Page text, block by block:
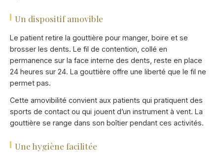
Un dispositif amovible
Le patient retire la gouttière pour manger, boire et se
brosser les dents. Le fil de contention, collé en
permanence sur la face interne des dents, reste en place
24 heures sur 24. La gouttière offre une liberté que le fil ne
permet pas.
Cette amovibilité convient aux patients qui pratiquent des
sports de contact ou qui jouent d’un instrument à vent. La
gouttière se range dans son boîtier pendant ces activités.
Une hygiène facilitée